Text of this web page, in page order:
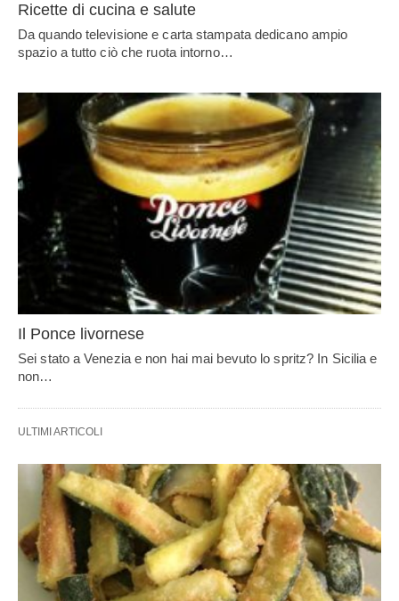
Ricette di cucina e salute
Da quando televisione e carta stampata dedicano ampio
spazio a tutto ciò che ruota intorno…
Il Ponce livornese
Sei stato a Venezia e non hai mai bevuto lo spritz? In Sicilia e
non…
ULTIMI ARTICOLI